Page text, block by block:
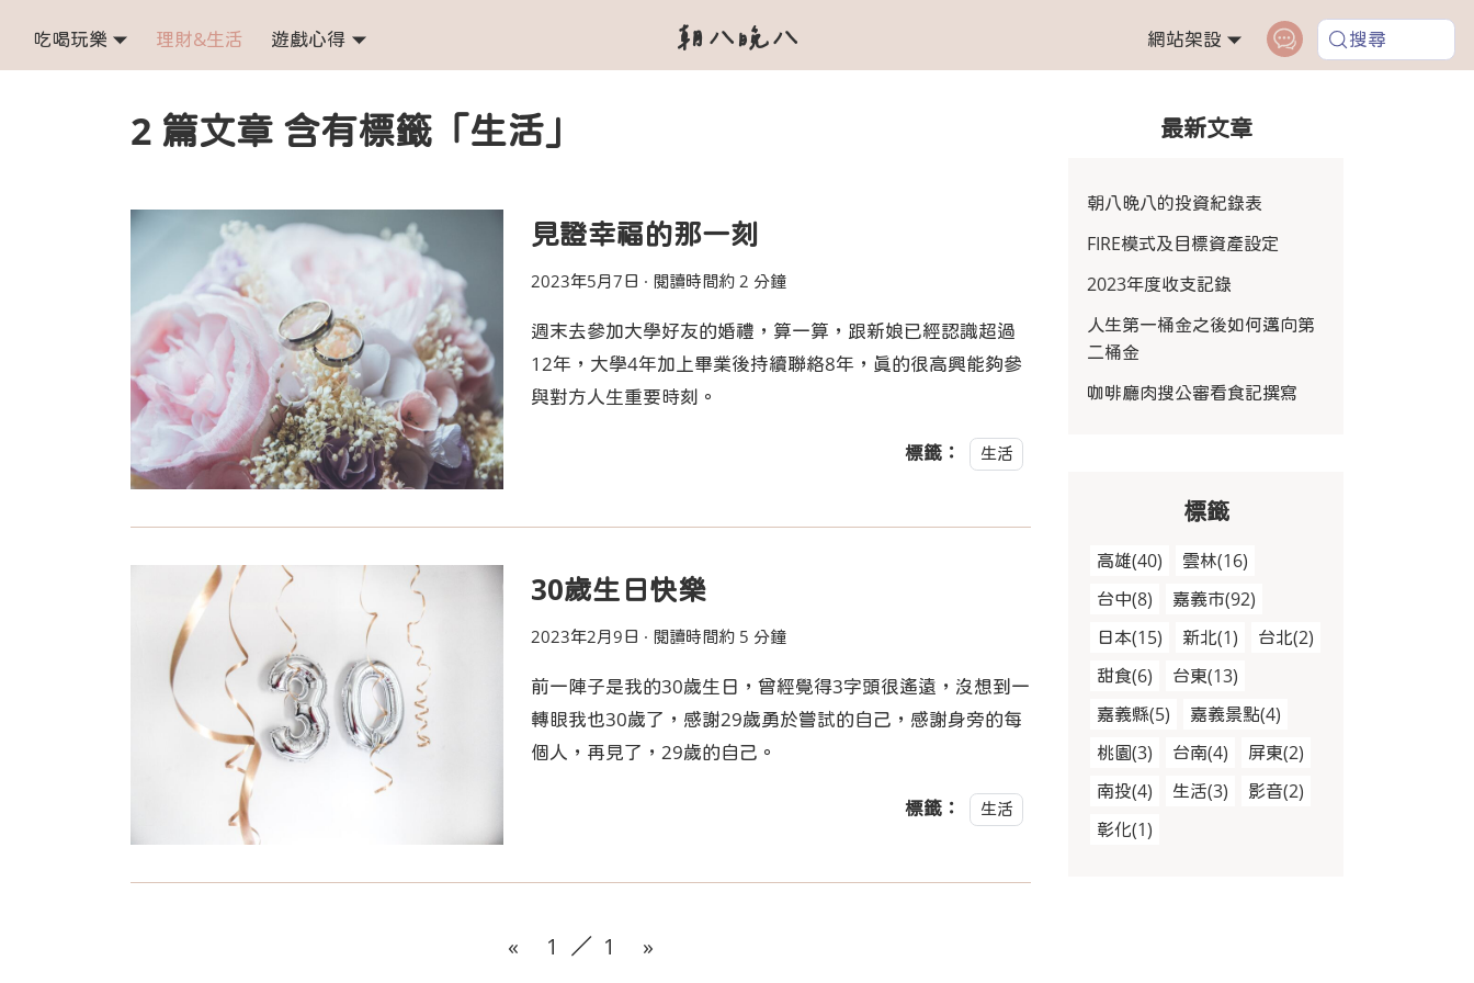
吃喝玩樂 理財&生活 遊戲心得 朝八晚八 網站架設 搜尋
2 篇文章 含有標籤「生活」
見證幸福的那一刻
2023年5月7日 · 閱讀時間約 2 分鐘
週末去參加大學好友的婚禮，算一算，跟新娘已經認識超過
12年，大學4年加上畢業後持續聯絡8年，真的很高興能夠參
與對方人生重要時刻。
標籤： 生活
30歲生日快樂
2023年2月9日 · 閱讀時間約 5 分鐘
前一陣子是我的30歲生日，曾經覺得3字頭很遙遠，沒想到一
轉眼我也30歲了，感謝29歲勇於嘗試的自己，感謝身旁的每
個人，再見了，29歲的自己。
標籤： 生活
« 1 ／ 1 »
最新文章
朝八晚八的投資紀錄表
FIRE模式及目標資產設定
2023年度收支記錄
人生第一桶金之後如何邁向第
二桶金
咖啡廳肉搜公審看食記撰寫
標籤
高雄(40) 雲林(16)
台中(8) 嘉義市(92)
日本(15) 新北(1) 台北(2)
甜食(6) 台東(13)
嘉義縣(5) 嘉義景點(4)
桃園(3) 台南(4) 屏東(2)
南投(4) 生活(3) 影音(2)
彰化(1)